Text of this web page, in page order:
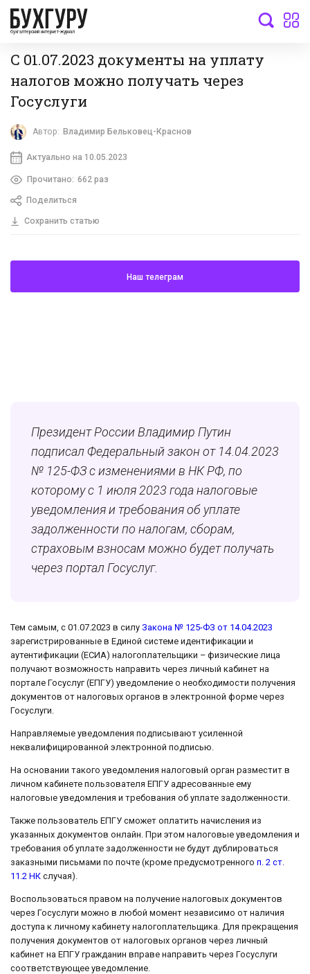
бухгалтерский интернет-журнал
С 01.07.2023 документы на уплату
налогов можно получать через
Госуслуги
Автор: Владимир Бельковец-Краснов
Актуально на 10.05.2023
Прочитано: 662 раз
Поделиться
Сохранить статью
Наш телеграм
Президент России Владимир Путин
подписал Федеральный закон от 14.04.2023
№ 125-ФЗ с изменениями в НК РФ, по
которому с 1 июля 2023 года налоговые
уведомления и требования об уплате
задолженности по налогам, сборам,
страховым взносам можно будет получать
через портал Госуслуг.
Тем самым, с 01.07.2023 в силу Закона № 125-ФЗ от 14.04.2023
зарегистрированные в Единой системе идентификации и
аутентификации (ЕСИА) налогоплательщики – физические лица
получают возможность направить через личный кабинет на
портале Госуслуг (ЕПГУ) уведомление о необходимости получения
документов от налоговых органов в электронной форме через
Госуслуги.
Направляемые уведомления подписывают усиленной
неквалифицированной электронной подписью.
На основании такого уведомления налоговый орган разместит в
личном кабинете пользователя ЕПГУ адресованные ему
налоговые уведомления и требования об уплате задолженности.
Также пользователь ЕПГУ сможет оплатить начисления из
указанных документов онлайн. При этом налоговые уведомления и
требования об уплате задолженности не будут дублироваться
заказными письмами по почте (кроме предусмотренного п. 2 ст.
11.2 НК случая).
Воспользоваться правом на получение налоговых документов
через Госуслуги можно в любой момент независимо от наличия
доступа к личному кабинету налогоплательщика. Для прекращения
получения документов от налоговых органов через личный
кабинет на ЕПГУ гражданин вправе направить через Госуслуги
соответствующее уведомление.